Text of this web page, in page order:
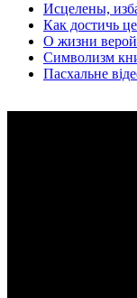
Исцелены,
Как достичь
О жизни верой
Символизм
Пасхальне